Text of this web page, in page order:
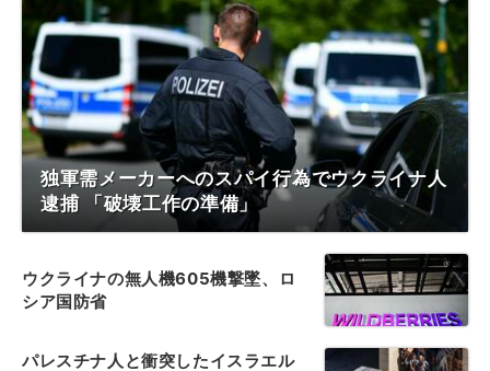
独軍需メーカーへのスパイ行為でウクライナ人
逮捕 「破壊工作の準備」
ウクライナの無人機605機撃墜、ロ
シア国防省
パレスチナ人と衝突したイスラエル